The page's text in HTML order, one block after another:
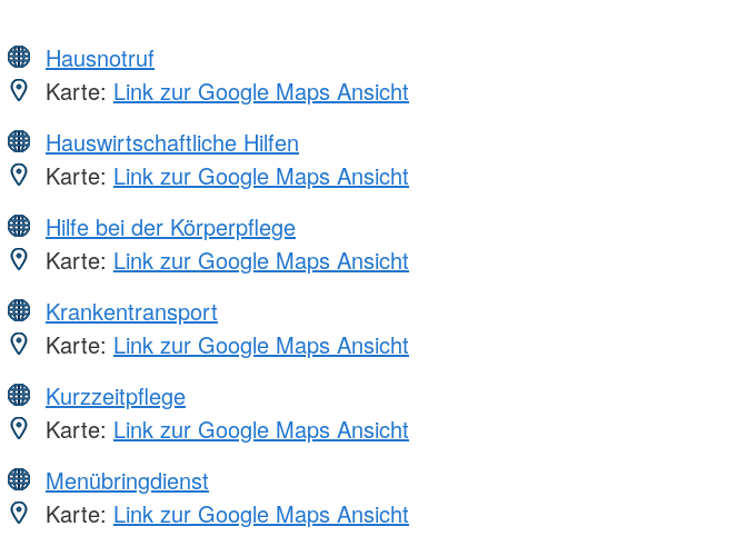
Hausnotruf
Karte: Link zur Google Maps Ansicht
Hauswirtschaftliche Hilfen
Karte: Link zur Google Maps Ansicht
Hilfe bei der Körperpflege
Karte: Link zur Google Maps Ansicht
Krankentransport
Karte: Link zur Google Maps Ansicht
Kurzzeitpflege
Karte: Link zur Google Maps Ansicht
Menübringdienst
Karte: Link zur Google Maps Ansicht